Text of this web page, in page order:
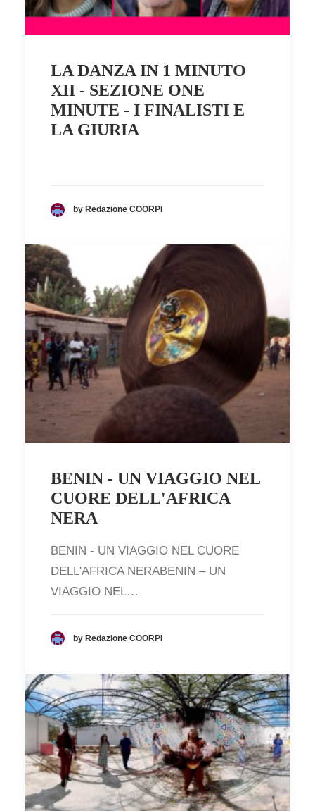
LA DANZA IN 1 MINUTO
XII - SEZIONE ONE
MINUTE - I FINALISTI E
LA GIURIA
by Redazione COORPI
BENIN - UN VIAGGIO NEL
CUORE DELL'AFRICA
NERA
BENIN - UN VIAGGIO NEL CUORE
DELL'AFRICA NERABENIN – UN
VIAGGIO NEL…
by Redazione COORPI